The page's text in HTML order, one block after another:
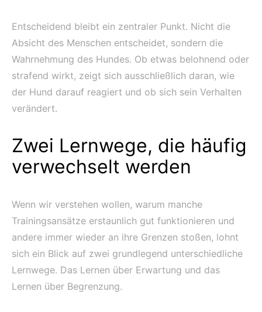
Entscheidend bleibt ein zentraler Punkt. Nicht die
Absicht des Menschen entscheidet, sondern die
Wahrnehmung des Hundes. Ob etwas belohnend oder
strafend wirkt, zeigt sich ausschließlich daran, wie
der Hund darauf reagiert und ob sich sein Verhalten
verändert.
Zwei Lernwege, die häufig
verwechselt werden
Wenn wir verstehen wollen, warum manche
Trainingsansätze erstaunlich gut funktionieren und
andere immer wieder an ihre Grenzen stoßen, lohnt
sich ein Blick auf zwei grundlegend unterschiedliche
Lernwege. Das Lernen über Erwartung und das
Lernen über Begrenzung.